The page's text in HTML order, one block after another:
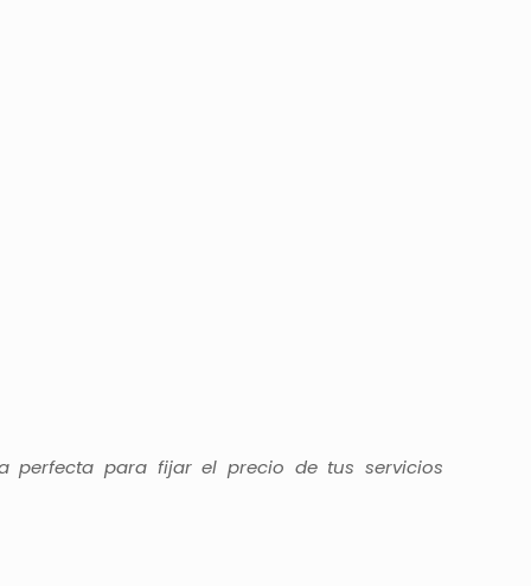
perfecta para fijar el precio de tus servicios